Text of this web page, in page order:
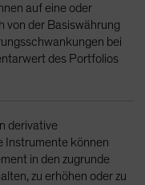
auf eine oder
von der Basiswährung
bei
des Portfolios
derivative
Instrumente können
in den zugrunde
zu erhöhen oder zu